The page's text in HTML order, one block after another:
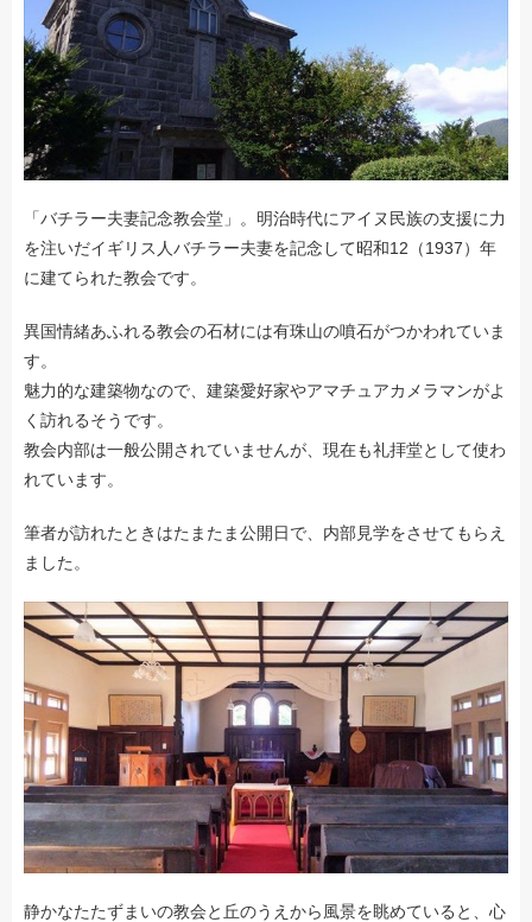
「バチラー夫妻記念教会堂」。明治時代にアイヌ民族の支援に力
を注いだイギリス人バチラー夫妻を記念して昭和12（1937）年
に建てられた教会です。
異国情緒あふれる教会の石材には有珠山の噴石がつかわれていま
す。
魅力的な建築物なので、建築愛好家やアマチュアカメラマンがよ
く訪れるそうです。
教会内部は一般公開されていませんが、現在も礼拝堂として使わ
れています。
筆者が訪れたときはたまたま公開日で、内部見学をさせてもらえ
ました。
静かなたたずまいの教会と丘のうえから風景を眺めていると、心